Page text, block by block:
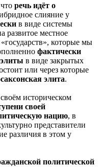
речь идёт о
слияние у
в виде системы
развитое местное
которые мы
фактически
в виде закрытых
или через которые
элита.
историческом
своей
нацию, в
представители
различия в этом у
политической